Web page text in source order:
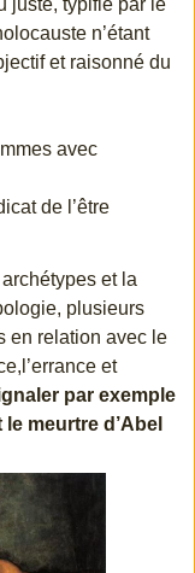
juste, typifié par le
n’étant
et raisonné du
avec
de l’être
et la
plusieurs
en relation avec le
et
par exemple
meurtre d’Abel